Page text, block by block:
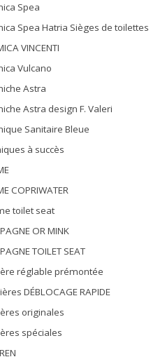
Spea
Spea Hatria Sièges de toilettes
VINCENTI
Vulcano
Astra
Astra design F. Valeri
Sanitaire Bleue
à succès
COPRIWATER
toilet seat
OR MINK
TOILET SEAT
réglable prémontée
DÉBLOCAGE RAPIDE
originales
spéciales